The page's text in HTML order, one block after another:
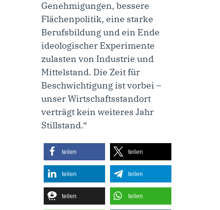
Genehmigungen, bessere
Flächenpolitik, eine starke
Berufsbildung und ein Ende
ideologischer Experimente
zulasten von Industrie und
Mittelstand. Die Zeit für
Beschwichtigung ist vorbei –
unser Wirtschaftsstandort
verträgt kein weiteres Jahr
Stillstand.“
teilen teilen
teilen teilen
teilen teilen